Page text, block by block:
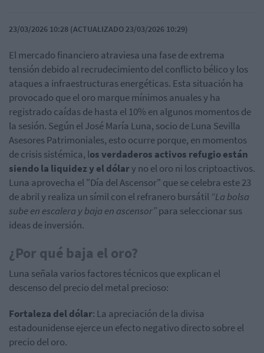
23/03/2026 10:28 (ACTUALIZADO 23/03/2026 10:29)
El mercado financiero atraviesa una fase de extrema
tensión debido al recrudecimiento del conflicto bélico y los
ataques a infraestructuras energéticas. Esta situación ha
provocado que el oro marque mínimos anuales y ha
registrado caídas de hasta el 10% en algunos momentos de
la sesión. Según el José María Luna, socio de Luna Sevilla
Asesores Patrimoniales, esto ocurre porque, en momentos
de crisis sistémica, los verdaderos activos refugio están
siendo la liquidez y el dólary no el oro ni los criptoactivos.
Luna aprovecha el "Día del Ascensor" que se celebra este 23
de abril y realiza un símil con el refranero bursátil “La bolsa
sube en escalera y baja en ascensor”para seleccionar sus
ideas de inversión.
¿Por qué baja el oro?
Luna señala varios factores técnicos que explican el
descenso del precio del metal precioso:
Fortaleza del dólar: La apreciación de la divisa
estadounidense ejerce un efecto negativo directo sobre el
precio del oro.